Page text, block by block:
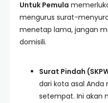
Untuk Pemula
mengurus surat-
menetap lama, jangan
domisili.
Surat Pindah
dari kota asal Anda
setempat. Ini akan